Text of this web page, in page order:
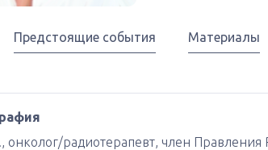
Предстоящие события Материалы
онколог/радиотерапевт, член